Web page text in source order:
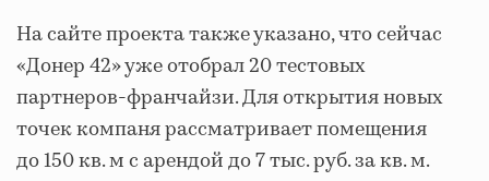
На сайте проекта также указано, что сейчас
«Донер 42» уже отобрал 20 тестовых
партнеров-франчайзи. Для открытия новых
точек компаня рассматривает помещения
до 150 кв. м с арендой до 7 тыс. руб. за кв. м.